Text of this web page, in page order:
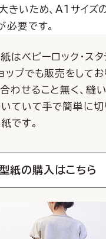
きいため、A1サイズ
必要です。
はベビーロック・ス
ップでも販売をして
わせること無く、縫
ていて手で簡単に切
です。
型紙の購入はこちら